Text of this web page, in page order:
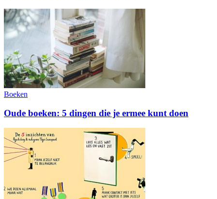
Boeken
Oude boeken: 5 dingen die je ermee kunt doen